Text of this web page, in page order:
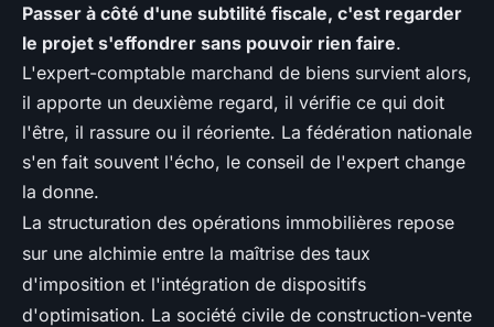
Passer à côté d'une subtilité fiscale, c'est regarder
le projet s'effondrer sans pouvoir rien faire.
L'expert-comptable marchand de biens survient alors,
il apporte un deuxième regard, il vérifie ce qui doit
l'être, il rassure ou il réoriente. La fédération nationale
s'en fait souvent l'écho, le conseil de l'expert change
la donne.
La structuration des opérations immobilières repose
sur une alchimie entre la maîtrise des taux
d'imposition et l'intégration de dispositifs
d'optimisation. La société civile de construction-vente